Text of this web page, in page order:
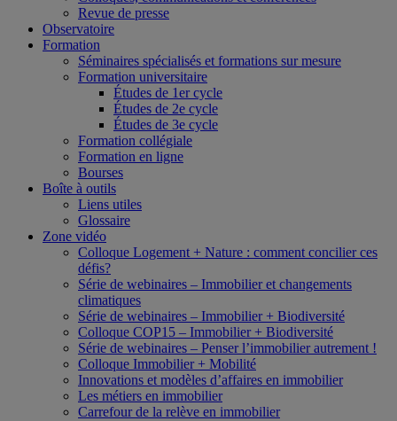
Revue de presse
Observatoire
Formation
Séminaires spécialisés et formations sur mesure
Formation universitaire
Études de 1er cycle
Études de 2e cycle
Études de 3e cycle
Formation collégiale
Formation en ligne
Bourses
Boîte à outils
Liens utiles
Glossaire
Zone vidéo
Colloque Logement + Nature : comment concilier ces
défis?
Série de webinaires – Immobilier et changements
climatiques
Série de webinaires – Immobilier + Biodiversité
Colloque COP15 – Immobilier + Biodiversité
Série de webinaires – Penser l’immobilier autrement !
Colloque Immobilier + Mobilité
Innovations et modèles d’affaires en immobilier
Les métiers en immobilier
Carrefour de la relève en immobilier